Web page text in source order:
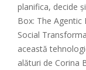
planifica, decide
Box: The
Social
această
alături de Corina